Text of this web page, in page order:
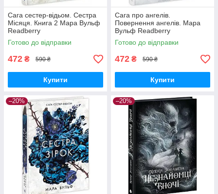
Сага сестер-відьом. Сестра
Місяця. Книга 2 Мара Вульф
Readberry
Готово до відправки
472 ₴ 590 ₴
Купити
Сага про ангелів.
Повернення ангелів. Мара
Вульф Readberry
Готово до відправки
472 ₴ 590 ₴
Купити
–20% –20%